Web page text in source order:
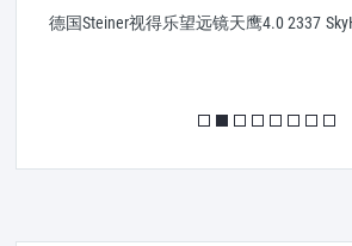
德国Steiner视得乐望远镜天鹰4.0 2337